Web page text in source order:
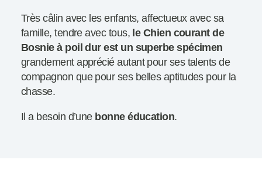
Très câlin avec les enfants, affectueux avec sa
famille, tendre avec tous, le Chien courant de
Bosnie à poil dur est un superbe spécimen
grandement apprécié autant pour ses talents de
compagnon que pour ses belles aptitudes pour la
chasse.
Il a besoin d’une bonne éducation.